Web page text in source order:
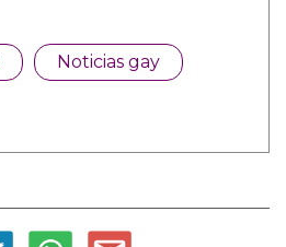
Noticias gay